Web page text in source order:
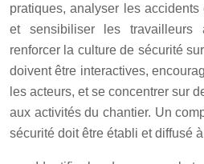
pratiques, analyser les
et sensibiliser les travailleurs
renforcer la culture de sécurité
doivent être interactives,
les acteurs, et se concentrer sur
aux activités du chantier. Un
sécurité doit être établi et diffusé